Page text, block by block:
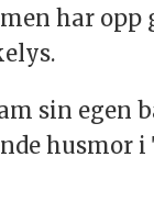
har
sin egen
husmor